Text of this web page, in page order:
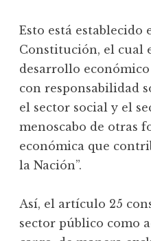
Esto está establecido
Constitución, el cual
desarrollo
con responsabilidad
el sector social y el
menoscabo de otras
económica que
la Nación”.
Así, el artículo 25
sector público como